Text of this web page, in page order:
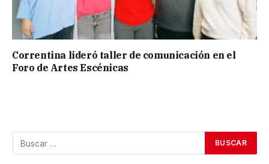
Correntina lideró taller de comunicación en el
Foro de Artes Escénicas